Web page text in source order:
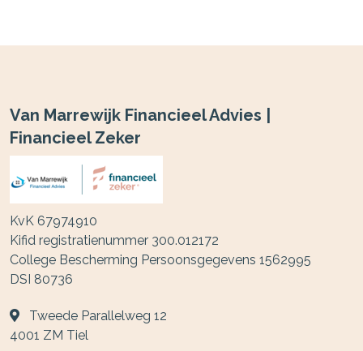
Van Marrewijk Financieel Advies |
Financieel Zeker
KvK 67974910
Kifid registratienummer 300.012172
College Bescherming Persoonsgegevens 1562995
DSI 80736
Tweede Parallelweg 12
4001 ZM Tiel